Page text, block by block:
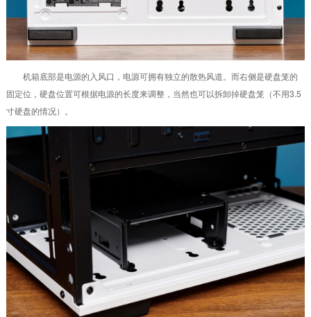
机箱底部是电源的入风口，电源可拥有独立的散热风道。而右侧是硬盘笼的
固定位，硬盘位置可根据电源的长度来调整，当然也可以拆卸掉硬盘笼（不用3.5
寸硬盘的情况）。